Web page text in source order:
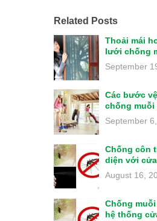
Related Posts
Thoải mái
lưới chống
September
Các bước
chống muỗi
September
Chống côn
diện với
August 16,
Chống
hệ thống